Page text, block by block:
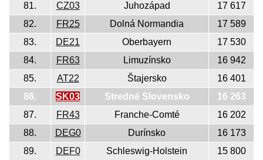
81.
CZ03 Juhozápad
17 617
82.
FR25 Dolná Normandia
17 589
83.
DE21 Oberbayern
17 530
84.
FR63 Limuzínsko
16 942
85.
AT22 Štajersko
16 401
86.
SK03 Stredné Slovensko
16 263
87.
FR43 Franche-Comté
16 202
88.
DEG0 Durínsko
16 173
89.
DEF0 Schleswig-Holstein
15 800